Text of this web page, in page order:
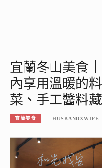
宜蘭冬山美食
內享用溫暖的
菜、手工醬料
宜蘭美食 HUSBANDXWIFE